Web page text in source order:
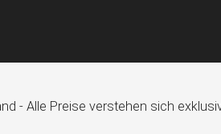
- Alle Preise verstehen sich